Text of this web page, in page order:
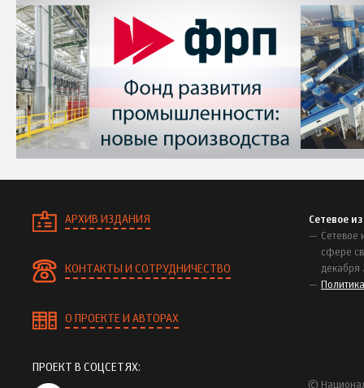
АРХИВ ИЗДАНИЯ
КОНТАКТЫ И СОТРУДНИЧЕСТВО
О ПРОЕКТЕ И АВТОРАХ
Сетевое
Сетевое
сфере
декабря
ПРОЕКТ В СОЦСЕТЯХ:
©